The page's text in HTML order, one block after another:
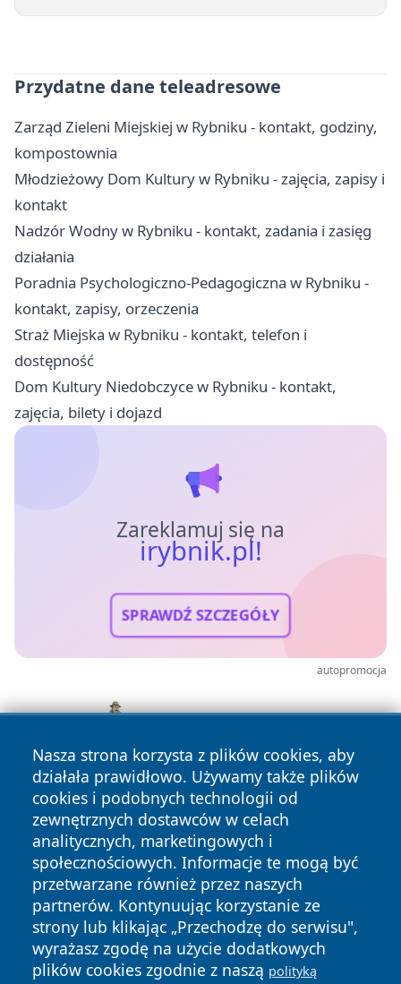
Przydatne dane teleadresowe
Zarząd Zieleni Miejskiej w Rybniku - kontakt, godziny,
kompostownia
Młodzieżowy Dom Kultury w Rybniku - zajęcia, zapisy i
kontakt
Nadzór Wodny w Rybniku - kontakt, zadania i zasięg
działania
Poradnia Psychologiczno-Pedagogiczna w Rybniku -
kontakt, zapisy, orzeczenia
Straż Miejska w Rybniku - kontakt, telefon i
dostępność
Dom Kultury Niedobczyce w Rybniku - kontakt,
zajęcia, bilety i dojazd
Zareklamuj się na
irybnik.pl!
SPRAWDŹ SZCZEGÓŁY
autopromocja
Nasza strona korzysta z plików cookies, aby
działała prawidłowo. Używamy także plików
cookies i podobnych technologii od
zewnętrznych dostawców w celach
analitycznych, marketingowych i
społecznościowych. Informacje te mogą być
przetwarzane również przez naszych
partnerów. Kontynuując korzystanie ze
strony lub klikając „Przechodzę do serwisu",
wyrażasz zgodę na użycie dodatkowych
plików cookies zgodnie z naszą polityką
Copyright © 2026 irybnik.pl Wszystkie prawa zastrzeżone.